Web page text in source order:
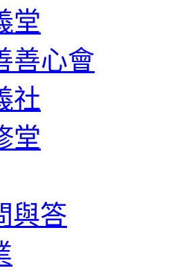
堂
善心會
社
堂
與答